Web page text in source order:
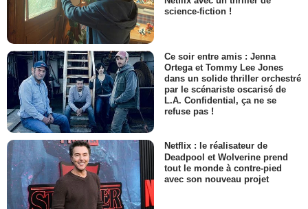
science-fiction !
Ce soir entre amis : Jenna
Ortega et Tommy Lee Jones
dans un solide thriller orchestré
par le scénariste oscarisé de
L.A. Confidential, ça ne se
refuse pas !
Netflix : le réalisateur de
Deadpool et Wolverine prend
tout le monde à contre-pied
avec son nouveau projet